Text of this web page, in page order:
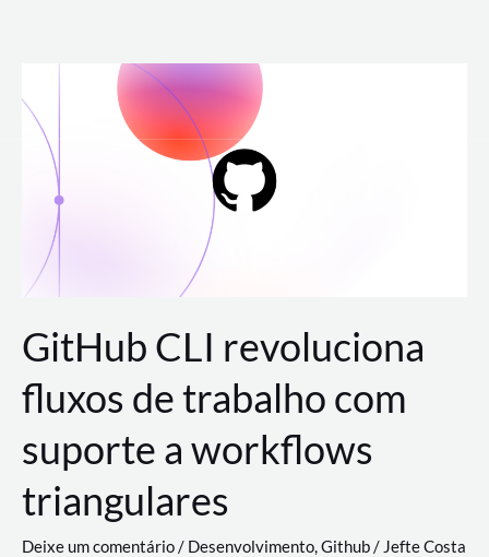
para
conteúdo
GitHub CLI revoluciona
fluxos de trabalho com
suporte a workflows
triangulares
Deixe um comentário/ Desenvolvimento,Github/ Jefte Costa